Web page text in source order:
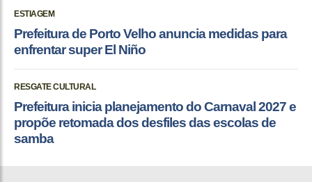
ESTIAGEM
Prefeitura de Porto Velho anuncia medidas para
enfrentar super El Niño
RESGATE CULTURAL
Prefeitura inicia planejamento do Carnaval 2027 e
propõe retomada dos desfiles das escolas de
samba